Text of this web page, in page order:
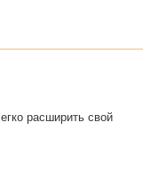
расширить свой